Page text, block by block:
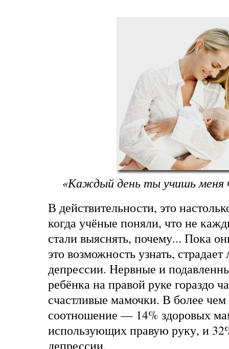
«Каждый день ты учишь меня
В действительности, это
когда учёные поняли, что не
стали выяснять, почему... Пока
это возможность узнать,
депрессии. Нервные и
ребёнка на правой руке гораздо
счастливые мамочки. В более чем
соотношение — 14% здоровых
использующих правую руку, и
депрессии.